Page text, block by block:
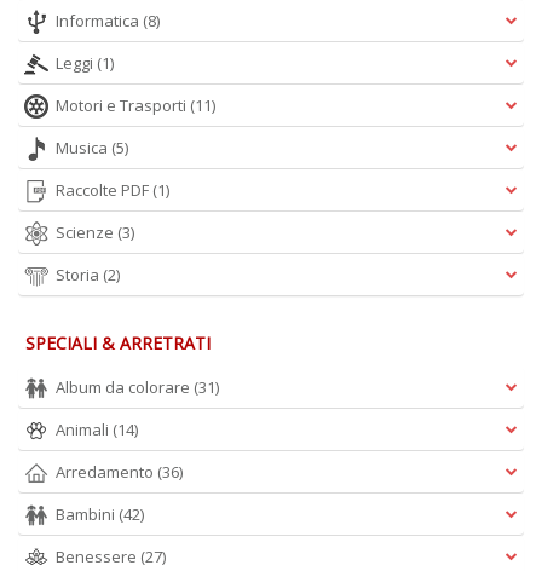
Informatica (8)
Leggi (1)
Motori e Trasporti (11)
Musica (5)
Raccolte PDF (1)
Scienze (3)
Storia (2)
SPECIALI & ARRETRATI
Album da colorare (31)
Animali (14)
Arredamento (36)
Bambini (42)
Benessere (27)